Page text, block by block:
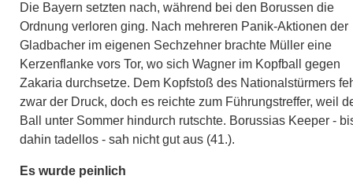
Die Bayern setzten nach, während bei den Borussen die
Ordnung verloren ging. Nach mehreren Panik-Aktionen der
Gladbacher im eigenen Sechzehner brachte Müller eine
Kerzenflanke vors Tor, wo sich Wagner im Kopfball gegen
Zakaria durchsetze. Dem Kopfstoß des Nationalstürmers
zwar der Druck, doch es reichte zum Führungstreffer, weil
Ball unter Sommer hindurch rutschte. Borussias Keeper -
dahin tadellos - sah nicht gut aus (41.).
Es wurde peinlich